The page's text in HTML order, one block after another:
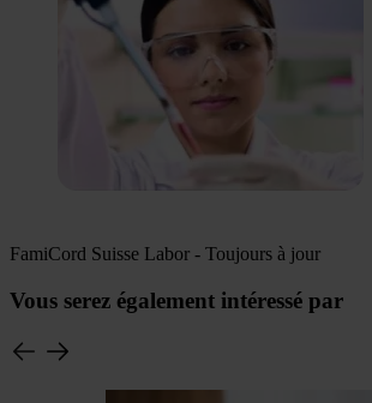
FamiCord Suisse Labor - Toujours à jour
Vous serez également intéressé par